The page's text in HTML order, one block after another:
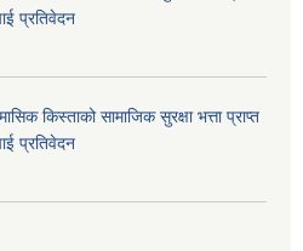
प्रतिवेदन
किस्ताको सामाजिक सुरक्षा भत्ता प्राप्त
प्रतिवेदन